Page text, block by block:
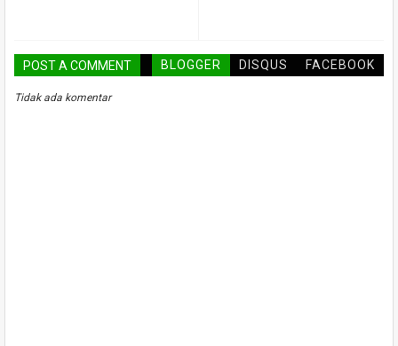
POST A COMMENT BLOGGER DISQUS FACEBOOK
Tidak ada komentar